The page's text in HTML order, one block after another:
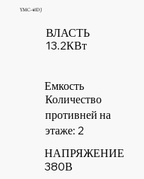
YMC-40DJ
ВЛАСТЬ
13.2КВт
380В
НАПРЯЖЕНИЕ
Количество
противней на
этаже: 2
Емкость